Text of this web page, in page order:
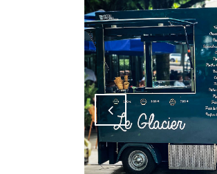
Attiva comando